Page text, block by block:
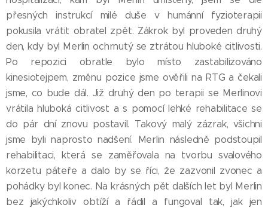
přesných instrukcí milé duše v humánní fyzioterapii
pokusila vrátit obratel zpět. Zákrok byl proveden druhý
den, kdy byl Merlin ochrnutý se ztrátou hluboké citlivosti.
Po repozici obratle bylo místo zastabilizováno
kinesiotejpem, změnu pozice jsme ověřili na RTG a čekali
jsme, co bude dál. Již druhý den po terapii se Merlinovi
vrátila hluboká citlivost a s pomocí lehké rehabilitace se
do pár dní znovu postavil. Takový malý zázrak, všichni
jsme byli naprosto nadšení. Merlin následně podstoupil
rehabilitaci, která se zaměřovala na tvorbu svalového
korzetu páteře a dalo by se říci, že zazvonil zvonec a
pohádky byl konec. Na krásných pět dalších let byl Merlin
bez jakýchkoliv obtíží a řádil a fungoval tak, jak jen